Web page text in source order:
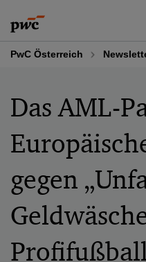
to
content
to
footer
PwC Österreich
Das AML-
gegen